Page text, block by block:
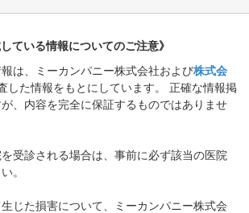
している情報についてのご注意》
は、ミーカンパニー株式会社および株式会
した情報をもとにしています。 正確な情報掲
、内容を完全に保証するものではありませ
受診される場合は、事前に必ず該当の医院
。
じた損害について、ミーカンパニー株式会